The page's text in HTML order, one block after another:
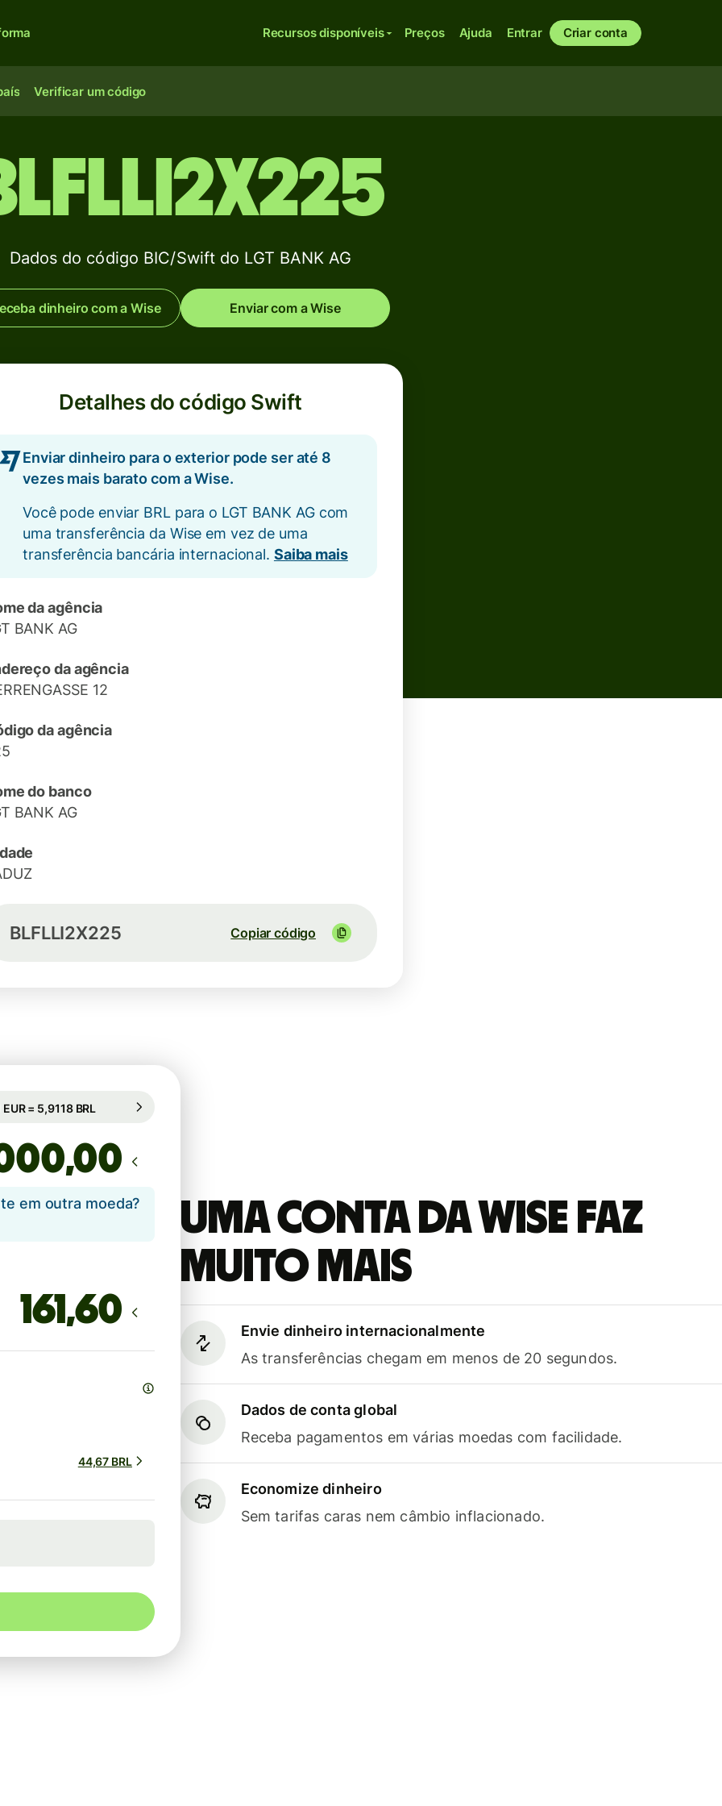
Recursos disponíveis Preços Ajuda Entrar Criar conta
Verificar um código
Dados do código BIC/Swift do LGT BANK AG
dinheiro com a Wise Enviar com a Wise
Detalhes do código Swift
Enviar dinheiro para o exterior pode ser até 8
vezes mais barato com a Wise.
Você pode enviar BRL para o LGT BANK AG com
uma transferência da Wise em vez de uma
transferência bancária internacional. Saiba mais
da agência
BANK AG
da agência
12
da agência
do banco
BANK AG
BLFLLI2X225 Copiar código
Uma conta da Wise faz
muito mais
Envie dinheiro internacionalmente
As transferências chegam em menos de 20 segundos.
Dados de conta global
Receba pagamentos em várias moedas com facilidade.
Economize dinheiro
Sem tarifas caras nem câmbio inflacionado.
comercial (16h)
,00
em outra moeda?
44,67 BRL